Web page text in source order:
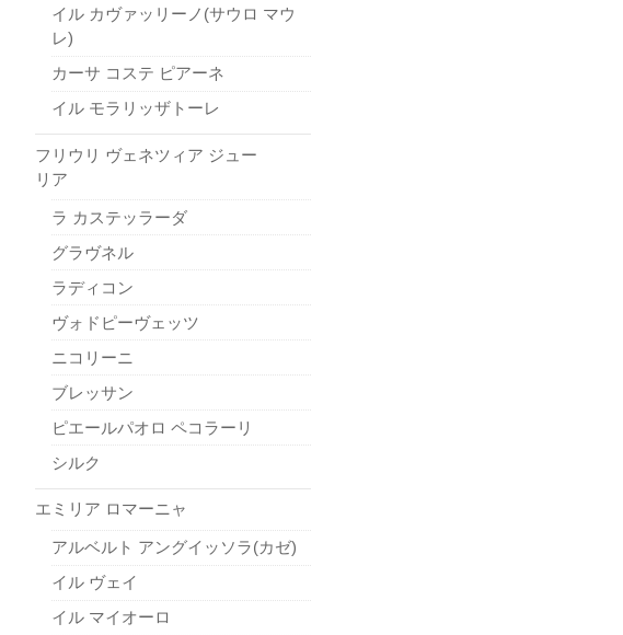
イル カヴァッリーノ(サウロ マウ
レ)
カーサ コステ ピアーネ
イル モラリッザトーレ
フリウリ ヴェネツィア ジュー
リア
ラ カステッラーダ
グラヴネル
ラディコン
ヴォドピーヴェッツ
ニコリーニ
ブレッサン
ピエールパオロ ペコラーリ
シルク
エミリア ロマーニャ
アルベルト アングイッソラ(カゼ)
イル ヴェイ
イル マイオーロ